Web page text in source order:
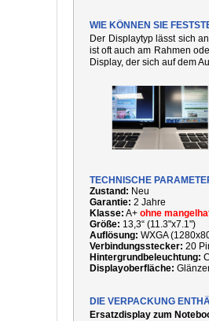
WIE KÖNNEN SIE
Der Displaytyp lässt sich
ist oft auch am Rahmen
Display, der sich auf dem
TECHNISCHE
Zustand: Neu
Garantie: 2 Jahre
Klasse: A+ ohne
Größe: 13,3“ (11.3"x7.1")
Auflösung: WXGA
Verbindungsstecker: 20
Hintergrundbeleuchtung:
Displayoberfläche:
DIE VERPACKUNG
Ersatzdisplay zum